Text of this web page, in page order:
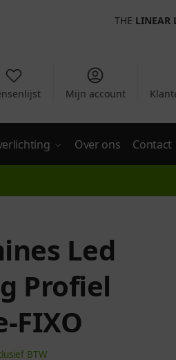
THE LINEAR
Mijn account
Over ons Contact
Led
Profiel
FIXO
BTW